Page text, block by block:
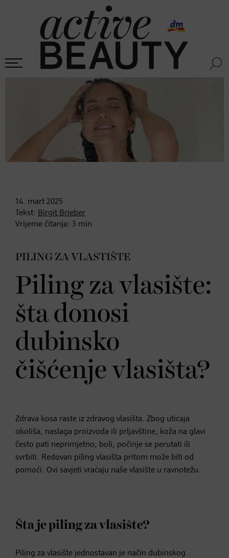
14. mart 2025
Tekst: Birgit Brieber
Vrijeme čitanja: 3 min
PILING ZA VLASTIŠTE
Piling za vlasište:
šta donosi
dubinsko
čišćenje vlasišta?
Zdrava kosa raste iz zdravog vlasišta. Zbog uticaja
okoliša, naslaga proizvoda ili prljavštine, koža na glavi
često pati neprimjetno, boli, počinje se perutati ili
svrbiti. Redovan piling vlasišta pritom može biti od
pomoći. Ovi savjeti vraćaju naše vlasište u ravnotežu.
Šta je piling za vlasište?
Piling za vlasište jednostavan je način dubinskog